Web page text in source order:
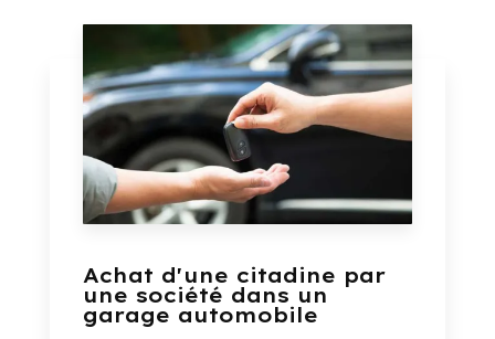
Achat d'une citadine par
une société dans un
garage automobile